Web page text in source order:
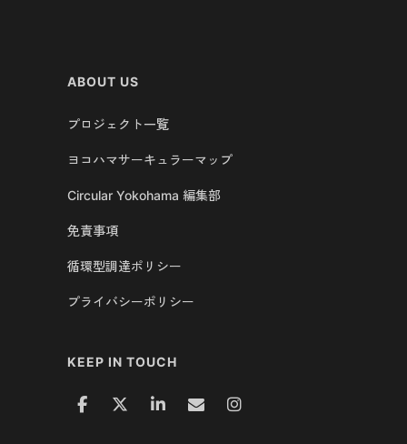
ABOUT US
プロジェクト一覧
ヨコハマサーキュラーマップ
Circular Yokohama 編集部
免責事項
循環型調達ポリシー
プライバシーポリシー
KEEP IN TOUCH